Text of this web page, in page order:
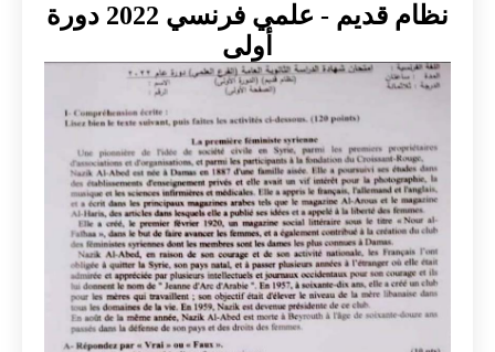
نظام قديم - علمي فرنسي 2022 دورة
أولى